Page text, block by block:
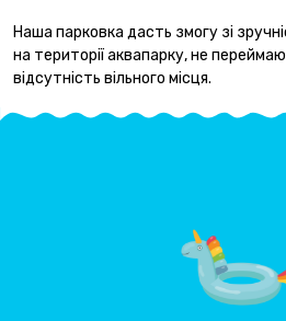
Наша парковка дасть змогу зі
на території аквапарку, не
відсутність вільного місця.